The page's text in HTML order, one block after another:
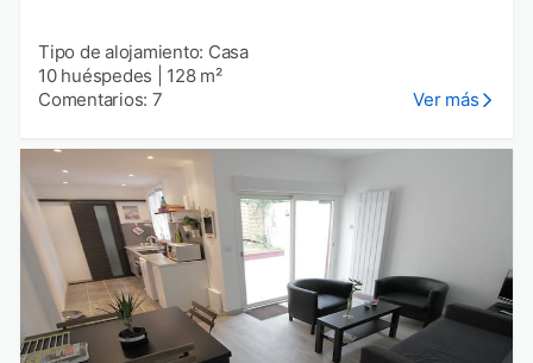
Tipo de alojamiento: Casa
10 huéspedes
128 m²
Comentarios: 7
Ver más